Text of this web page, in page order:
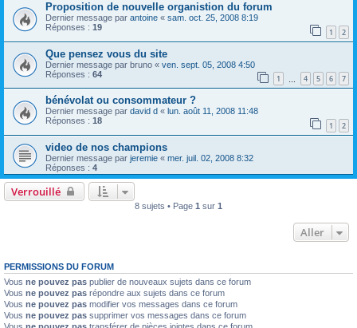
Proposition de nouvelle organistion du forum
Dernier message par antoine « sam. oct. 25, 2008 8:19
Réponses : 19 1 2
Que pensez vous du site
Dernier message par bruno « ven. sept. 05, 2008 4:50
Réponses : 64 1 4 5 6 7
bénévolat ou consommateur ?
Dernier message par david d « lun. août 11, 2008 11:48
Réponses : 18 1 2
video de nos champions
Dernier message par jeremie « mer. juil. 02, 2008 8:32
Réponses : 4
Verrouillé
8 sujets • Page 1 sur 1
Aller
PERMISSIONS DU FORUM
Vous ne pouvez pas publier de nouveaux sujets dans ce forum
Vous ne pouvez pas répondre aux sujets dans ce forum
Vous ne pouvez pas modifier vos messages dans ce forum
Vous ne pouvez pas supprimer vos messages dans ce forum